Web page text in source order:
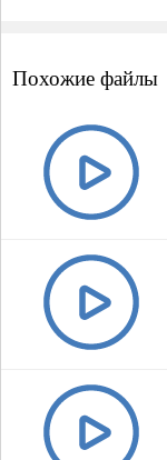
Похожие файлы